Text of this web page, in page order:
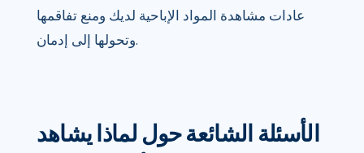
عادات مشاهدة المواد الإباحية لديك ومنع تفاقمها
وتحولها إلى إدمان.
الأسئلة الشائعة حول لماذا يشاهد